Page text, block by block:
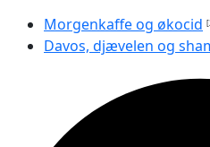
Morgenkaffe og økocid
Davos, djævelen og